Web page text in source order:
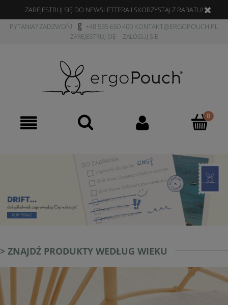
ZAREJESTRUJ SIĘ DO NEWSLETTERA I SKORZYSTAJ Z RABATU!
PYTANIA? ZADZWOŃ!
+48 535 650 400 KONTAKT@ERGOPOUCH.PL
ZAREJESTRUJ SIĘ ZALOGUJ SIĘ
> ZNAJDŹ PRODUKTY WEDŁUG WIEKU